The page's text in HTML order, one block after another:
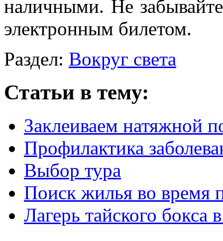
наличными. Не
электронным билетом.
Раздел: Вокруг света
Статьи в тему:
Заклеиваем натяжной
Профилактика
Выбор тура
Поиск жилья во время
Лагерь тайского бокса